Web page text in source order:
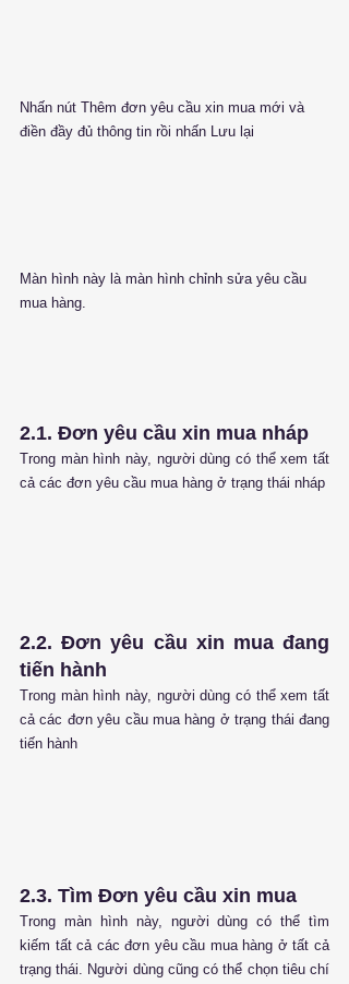
Nhấn nút Thêm đơn yêu cầu xin mua mới và
điền đầy đủ thông tin rồi nhấn Lưu lại
Màn hình này là màn hình chỉnh sửa yêu cầu
mua hàng.
2.1. Đơn yêu cầu xin mua nháp
Trong màn hình này, người dùng có thể xem tất
cả các đơn yêu cầu mua hàng ở trạng thái nháp
2.2. Đơn yêu cầu xin mua đang
tiến hành
Trong màn hình này, người dùng có thể xem tất
cả các đơn yêu cầu mua hàng ở trạng thái đang
tiến hành
2.3. Tìm Đơn yêu cầu xin mua
Trong màn hình này, người dùng có thể tìm
kiếm tất cả các đơn yêu cầu mua hàng ở tất cả
trạng thái. Người dùng cũng có thể chọn tiêu chí